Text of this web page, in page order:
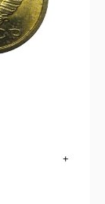
+